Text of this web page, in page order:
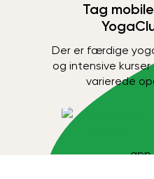
Tag
Der er færdige
og intensive
varierede